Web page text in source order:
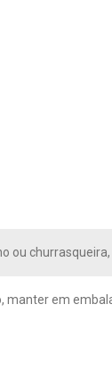
ou
manter em